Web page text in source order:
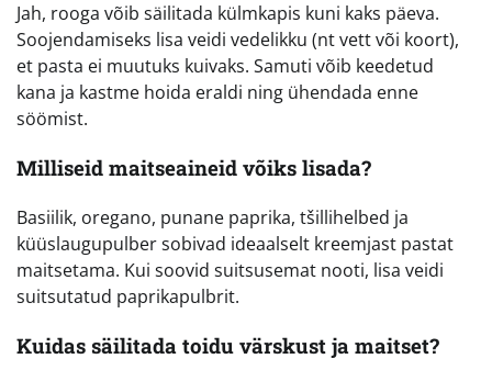
Jah, rooga võib säilitada külmkapis kuni kaks päeva.
Soojendamiseks lisa veidi vedelikku (nt vett või koort),
et pasta ei muutuks kuivaks. Samuti võib keedetud
kana ja kastme hoida eraldi ning ühendada enne
söömist.
Milliseid maitseaineid võiks lisada?
Basiilik, oregano, punane paprika, tšillihelbed ja
küüslaugupulber sobivad ideaalselt kreemjast pastat
maitsetama. Kui soovid suitsusemat nooti, lisa veidi
suitsutatud paprikapulbrit.
Kuidas säilitada toidu värskust ja maitset?